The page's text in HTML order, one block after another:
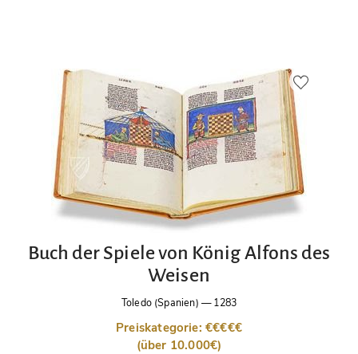
Buch der Spiele von König Alfons des
Weisen
Toledo (Spanien) —1283
Preiskategorie: €€€€€
(über 10.000€)